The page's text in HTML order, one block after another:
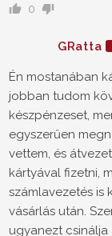
0
GRatta
Én mostanában
jobban tudom
készpénzeset,
egyszerűen
vettem, és
kártyával fizetni,
számlavezetés is
vásárlás után.
ugyanezt csinálja